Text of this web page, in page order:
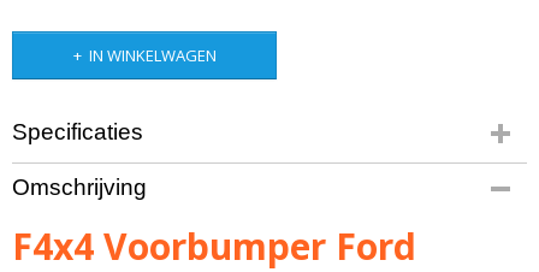
IN WINKELWAGEN
Specificaties
Productcode
10-1337
Bruto gewicht
75,00 Kg
Omschrijving
F4x4 Voorbumper Ford